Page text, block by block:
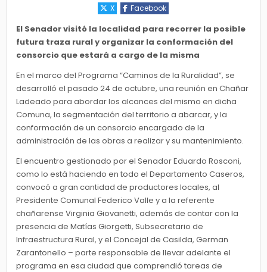
X
Facebook
El Senador visitó la localidad para recorrer la posible
futura traza rural y organizar la conformación del
consorcio que estará a cargo de la misma
En el marco del Programa “Caminos de la Ruralidad”, se
desarrolló el pasado 24 de octubre, una reunión en Chañar
Ladeado para abordar los alcances del mismo en dicha
Comuna, la segmentación del territorio a abarcar, y la
conformación de un consorcio encargado de la
administración de las obras a realizar y su mantenimiento.
El encuentro gestionado por el Senador Eduardo Rosconi,
como lo está haciendo en todo el Departamento Caseros,
convocó a gran cantidad de productores locales, al
Presidente Comunal Federico Valle y a la referente
chañarense Virginia Giovanetti, además de contar con la
presencia de Matías Giorgetti, Subsecretario de
Infraestructura Rural, y el Concejal de Casilda, German
Zarantonello – parte responsable de llevar adelante el
programa en esa ciudad que comprendió tareas de